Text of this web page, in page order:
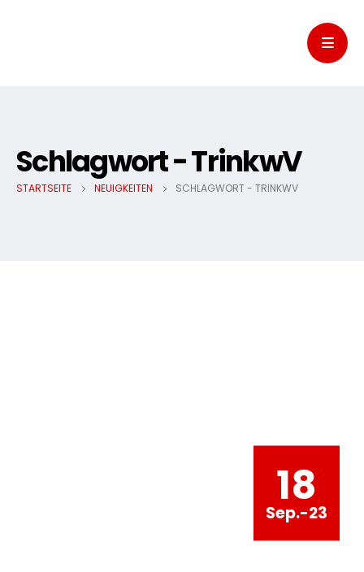
Schlagwort - TrinkwV
STARTSEITE NEUIGKEITEN SCHLAGWORT - TRINKWV
18
Sep.-23